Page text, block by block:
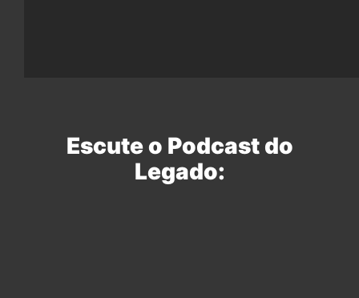
Escute o Podcast do
Legado: